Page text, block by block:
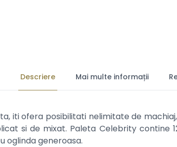
Descriere Mai multe informații
iti ofera posibilitati nelimitate de
si de mixat. Paleta Celebrity contine
oglinda generoasa.